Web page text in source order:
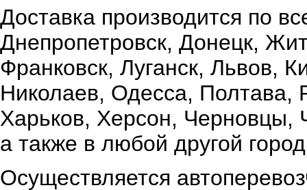
Доставка производится по
Днепропетровск, Донецк,
Франковск, Луганск, Львов,
Николаев, Одесса,
Харьков, Херсон, Черновцы,
а также в любой другой
Осуществляется